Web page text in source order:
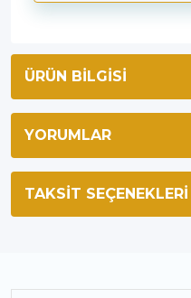
ÜRÜN BILGISI
YORUMLAR
TAKSIT SEÇENEKLERI